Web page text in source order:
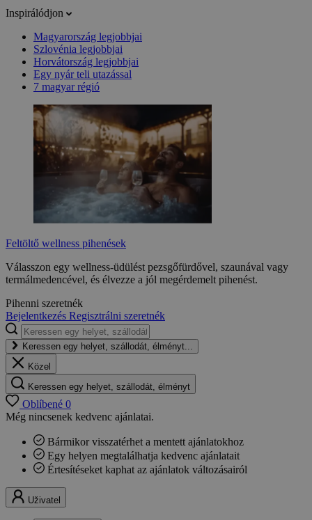
Inspirálódjon
Magyarország legjobbjai
Szlovénia legjobbjai
Horvátország legjobbjai
Egy nyár teli utazással
7 magyar régió
Feltöltő wellness pihenések
Válasszon egy wellness-üdülést pezsgőfürdővel, szaunával vagy
termálmedencével, és élvezze a jól megérdemelt pihenést.
Pihenni szeretnék
Bejelentkezés Regisztrálni szeretnék
Keressen egy helyet, szállodát, élményt...
Közel
Keressen egy helyet, szállodát, élményt
Oblíbené 0
Még nincsenek kedvenc ajánlatai.
Bármikor visszatérhet a mentett ajánlatokhoz
Egy helyen megtalálhatja kedvenc ajánlatait
Értesítéseket kaphat az ajánlatok változásairól
Uživatel